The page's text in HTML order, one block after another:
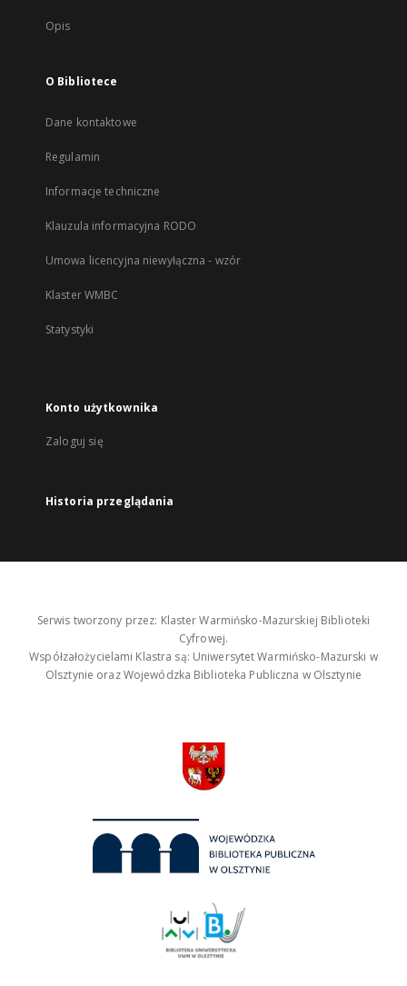
Opis
O Bibliotece
Dane kontaktowe
Regulamin
Informacje techniczne
Klauzula informacyjna RODO
Umowa licencyjna niewyłączna - wzór
Klaster WMBC
Statystyki
Konto użytkownika
Zaloguj się
Historia przeglądania
Serwis tworzony przez: Klaster Warmińsko-Mazurskiej Biblioteki
Cyfrowej.
Współzałożycielami Klastra są: Uniwersytet Warmińsko-Mazurski w
Olsztynie oraz Wojewódzka Biblioteka Publiczna w Olsztynie